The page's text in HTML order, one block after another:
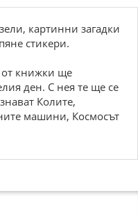
картинни загадки
стикери.
от книжки ще
ден. С нея те ще се
Колите,
машини, Космосът